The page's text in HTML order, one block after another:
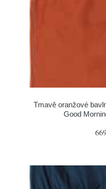
Tmavě oranžové
Good